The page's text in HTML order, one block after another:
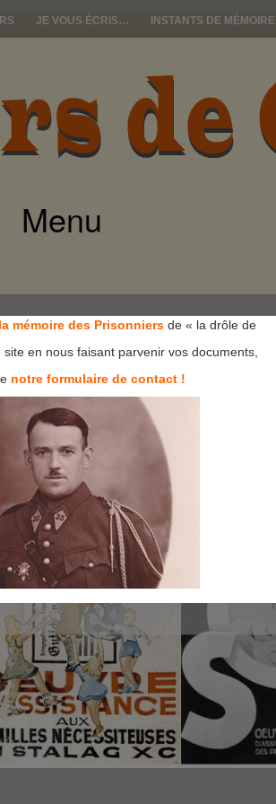
JE VOUS ÉCRIS… INSTANTS DE MÉMOIRE
Menu
mémoire des Prisonniers de « la drôle de
en nous faisant parvenir vos documents,
notre formulaire de contact !